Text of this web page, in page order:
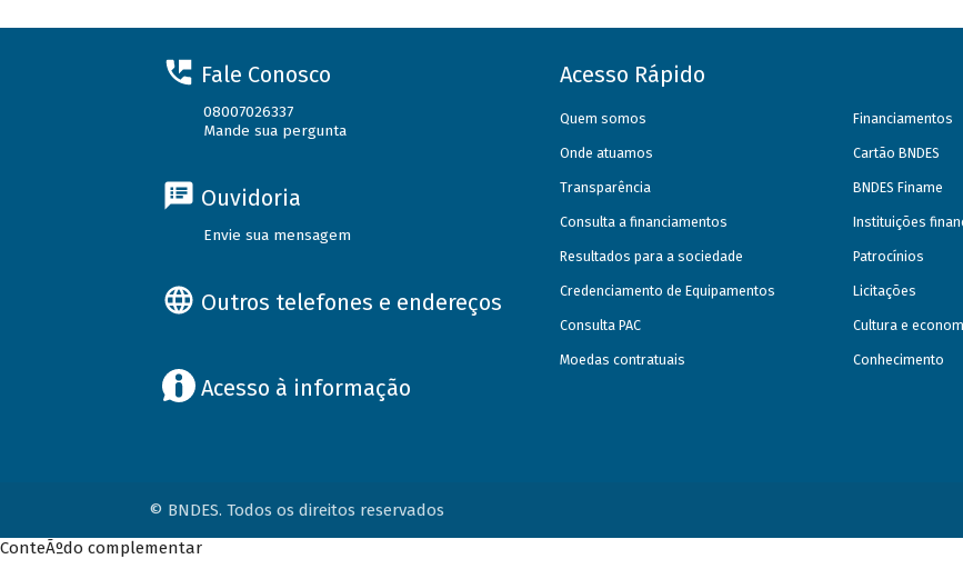
Fale Conosco
08007026337
Mande sua pergunta
Ouvidoria
Envie sua mensagem
Outros telefones e endereços
Acesso à informação
Acesso Rápido
Quem somos
Onde atuamos
Transparência
Consulta a financiamentos
Resultados para a sociedade
Credenciamento de Equipamentos
Consulta PAC
Moedas contratuais
Financiamentos
Cartão BNDES
BNDES Finame
Instituições
Patrocínios
Licitações
Cultura e
Conhecimento
© BNDES. Todos os direitos reservados
ConteÃºdo complementar